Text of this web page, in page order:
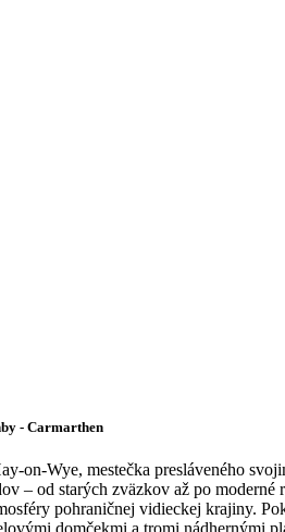
- Carmarthen
on-Wye, mestečka presláveného
– od starých zväzkov až po moderné
pohraničnej vidieckej krajiny.
domčekmi a tromi nádhernými